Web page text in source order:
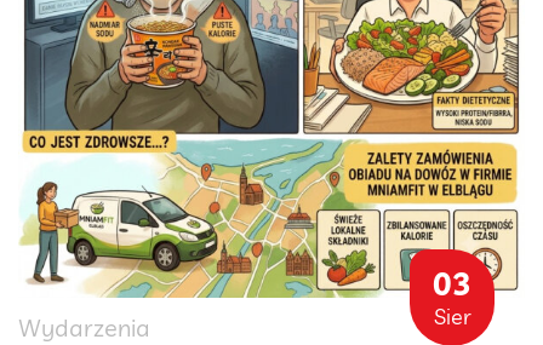
03
Sier
Wydarzenia